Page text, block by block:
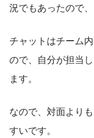
況でもあったので
チャットはチーム
ので、自分が担当
ます。
なので、対面より
すいです。